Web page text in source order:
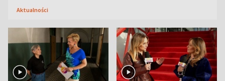
Aktualności